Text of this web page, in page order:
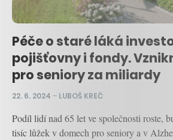
Péče o staré láká
pojišťovny i fondy.
pro seniory za miliardy
22. 6. 2024 – LUBOŠ KREČ
Podíl lidí nad 65 let ve společnosti roste,
tisíc lůžek v domech pro seniory a v